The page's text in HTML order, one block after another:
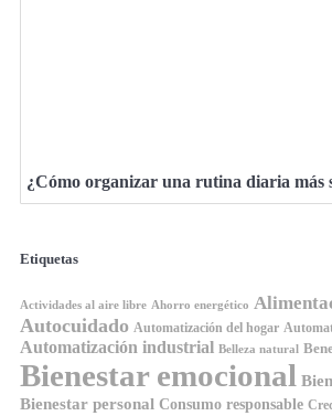
¿Cómo organizar una rutina diaria más
Etiquetas
Actividades al aire libre Ahorro energético
Autocuidado Automatización del hogar
Automatización industrial Belleza natural
Bienestar emocional
Bienestar personal Consumo responsable